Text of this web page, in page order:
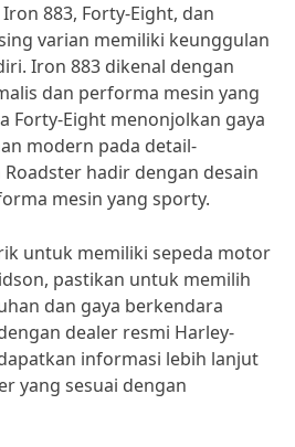
883, Forty-Eight, dan
varian memiliki keunggulan
Iron 883 dikenal dengan
dan performa mesin yang
Forty-Eight menonjolkan gaya
modern pada detail-
hadir dengan desain
mesin yang sporty.
untuk memiliki sepeda motor
pastikan untuk memilih
dan gaya berkendara
dealer resmi Harley-
informasi lebih lanjut
yang sesuai dengan